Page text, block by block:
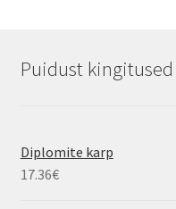
Puidust kingitused
Diplomite karp
17.36€